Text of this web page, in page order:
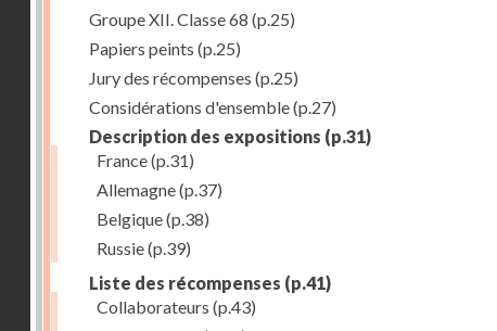
Groupe XII. Classe 68 (p.25)
Papiers peints (p.25)
Jury des récompenses (p.25)
Considérations d'ensemble(p.27)
Description des expositions (p.31)
France(p.31)
Allemagne(p.37)
Belgique(p.38)
Russie(p.39)
Liste des récompenses (p.41)
Collaborateurs (p.43)